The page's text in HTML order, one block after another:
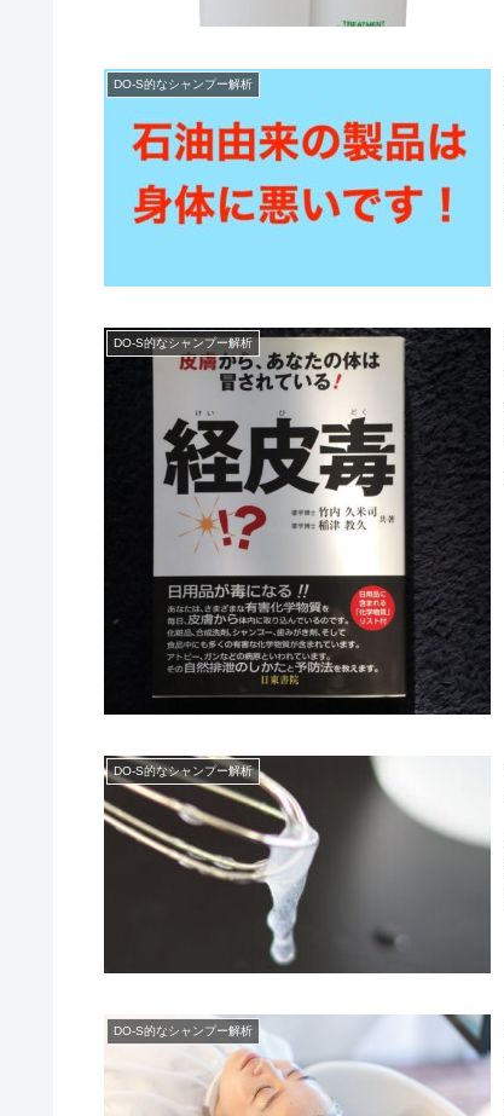
DO-S的なシャンプー解析
DO-S的なシャンプー解析
DO-S的なシャンプー解析
DO-S的なシャンプー解析